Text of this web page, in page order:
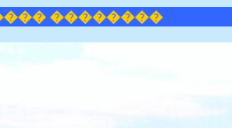
��������